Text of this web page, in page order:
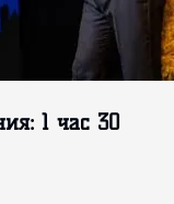
1 час 30